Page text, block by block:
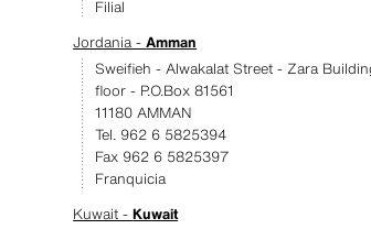
Filial
Jordania -Amman
Sweifieh - Alwakalat Street - Zara
floor - P.O.Box 81561
11180 AMMAN
Tel. 962 6 5825394
Fax 962 6 5825397
Franquicia
Kuwait -Kuwait